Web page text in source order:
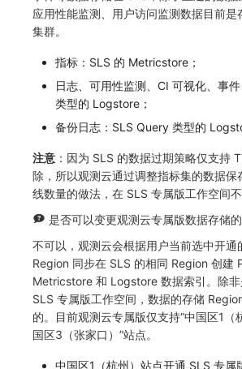
应用性能监测、用户访问监测数据目前是
集群。
指标：SLS 的 Metricstore；
日志、可用性监测、CI 可视化、事
类型的 Logstore；
备份日志：SLS Query 类型的
注意 ：因为 SLS 的数据过期策略仅支持
除，所以观测云通过调整指标集的数据保
线数量的做法，在 SLS 专属版工作空间不
是否可以变更观测云专属版数据存储
不可以，观测云会根据用户当前选中开通
Region 同步在 SLS 的相同 Region 创建
Metricstore 和 Logstore 数据索引。除
SLS 专属版工作空间，数据的存储
的。目前观测云专属版仅支持“中国区1（
国区3（张家口）”站点。
中国区1（杭州）站点开通 SLS 专属